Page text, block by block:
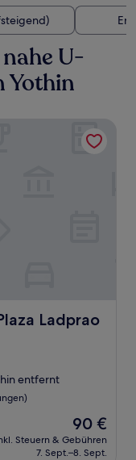
U-
Yothin
Ladprao
Bangkok
entfernt
Der
Preis
beträgt
90 €
Steuern & Gebühren
7. Sept.–8. Sept.